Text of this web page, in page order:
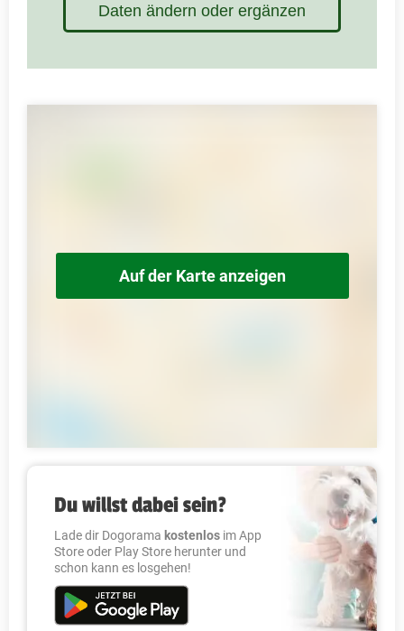
Daten ändern oder ergänzen
Auf der Karte anzeigen
Du willst dabei sein?
Lade dir Dogorama kostenlos im App
Store oder Play Store herunter und
schon kann es losgehen!